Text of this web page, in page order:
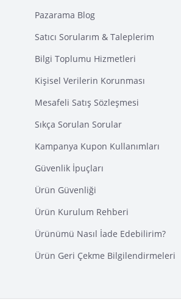
Pazarama Blog
Satıcı Sorularım & Taleplerim
Bilgi Toplumu Hizmetleri
Kişisel Verilerin Korunması
Mesafeli Satış Sözleşmesi
Sıkça Sorulan Sorular
Kampanya Kupon Kullanımları
Güvenlik İpuçları
Ürün Güvenliği
Ürün Kurulum Rehberi
Ürünümü Nasıl İade Edebilirim?
Ürün Geri Çekme Bilgilendirmeleri